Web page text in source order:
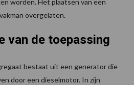
worden. Het plaatsen van een
overgelaten.
van de toepassing
bestaat uit een generator die
door een dieselmotor. In zijn